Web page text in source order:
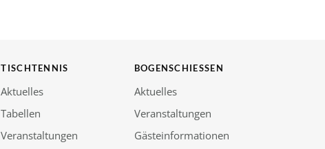
TISCHTENNIS
Aktuelles
Tabellen
Veranstaltungen
BOGENSCHIESSEN
Aktuelles
Veranstaltungen
Gästeinformationen